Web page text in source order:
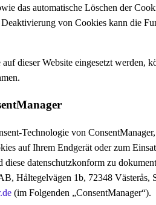
das automatische Löschen der
von Cookies kann die
dieser Website eingesetzt werden,
Technologie von
auf Ihrem Endgerät oder zum
diese datenschutzkonform zu
Håltegelvägen 1b, 72348 Västerås,
(im Folgenden „ConsentManager“).